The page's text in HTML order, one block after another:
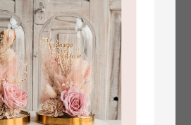
Promocja:
2.4 PLN/ 3.00 PLN